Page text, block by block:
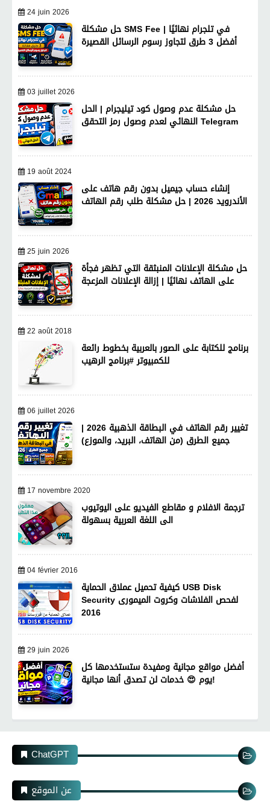
24 juin 2026
حل مشكلة SMS Fee في تلجرام نهائيًا |
أفضل 3 طرق لتجاوز رسوم الرسائل القصيرة
03 juillet 2026
حل مشكلة عدم وصول كود تيليجرام | الحل
النهائي لعدم وصول رمز التحقق Telegram
19 août 2024
إنشاء حساب جيميل بدون رقم هاتف على
الأندرويد 2026 | حل مشكلة طلب رقم الهاتف
25 juin 2026
حل مشكلة الإعلانات المنبثقة التي تظهر فجأة
على الهاتف نهائيًا | إزالة الإعلانات المزعجة
22 août 2018
برنامج للكتابة على الصور بالعربية بخطوط رائعة
للكمبيوتر #برنامج الرهيب
06 juillet 2026
تغيير رقم الهاتف في البطاقة الذهبية 2026 |
جميع الطرق (من الهاتف، البريد، والموزع)
17 novembre 2020
ترجمة الافلام و مقاطع الفيديو على اليوتيوب
الى اللغة العربية بسهولة
04 février 2016
كيفية تحميل عملاق الحماية USB Disk
Security لفحص الفلاشات وكروت الميمورى
2016
29 juin 2026
أفضل مواقع مجانية ومفيدة ستستخدمها كل
يوم 😍 خدمات لن تصدق أنها مجانية!
ChatGPT
عن الموقع